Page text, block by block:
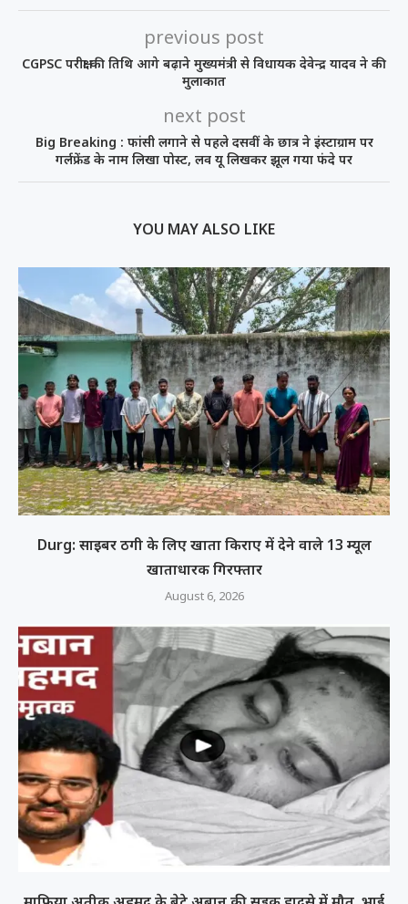
previous post
CGPSC परीक्षा की तिथि आगे बढ़ाने मुख्यमंत्री से विधायक देवेन्द्र यादव ने की
मुलाकात
next post
Big Breaking : फांसी लगाने से पहले दसवीं के छात्र ने इंस्टाग्राम पर
गर्लफ्रेंड के नाम लिखा पोस्ट, लव यू लिखकर झूल गया फंदे पर
YOU MAY ALSO LIKE
Durg: साइबर ठगी के लिए खाता किराए में देने वाले 13 म्यूल
खाताधारक गिरफ्तार
August 6, 2026